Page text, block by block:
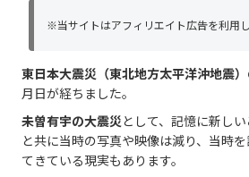
※当サイトはアフィリエイト広告を利用
東日本大震災（東北地方太平洋沖地震）
月日が経ちました。
未曽有宇の大震災として、記憶に新し
と共に当時の写真や映像は減り、当時
てきている現実もあります。